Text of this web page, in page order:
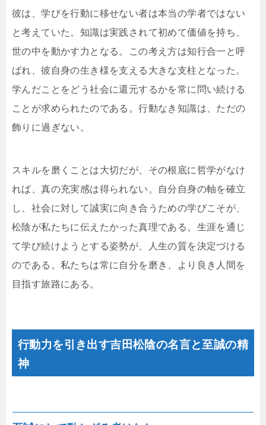
彼は、学びを行動に移せない者は本当の学者ではない
と考えていた。知識は実践されて初めて価値を持ち、
世の中を動かす力となる。この考え方は知行合一と呼
ばれ、彼自身の生き様を支える大きな支柱となった。
学んだことをどう社会に還元するかを常に問い続ける
ことが求められたのである。行動なき知識は、ただの
飾りに過ぎない。
スキルを磨くことは大切だが、その根底に哲学がなけ
れば、真の充実感は得られない。自分自身の軸を確立
し、社会に対して誠実に向き合うための学びこそが、
松陰が私たちに伝えたかった真理である。生涯を通じ
て学び続けようとする姿勢が、人生の質を決定づける
のである。私たちは常に自分を磨き、より良き人間を
目指す旅路にある。
行動力を引き出す吉田松陰の名言と至誠の精
神